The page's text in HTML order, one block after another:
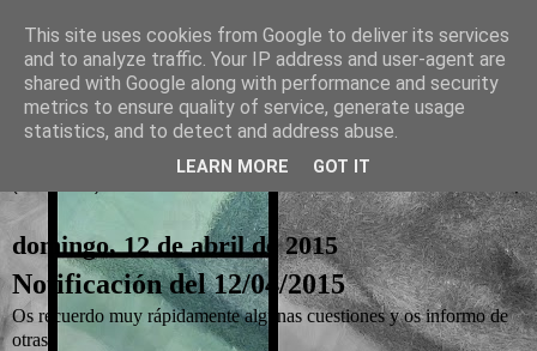
La otra tutoría de Javier
Recursos para Educación Primaria
▼
domingo, 12 de abril de 2015
Notificación del 12/04/2015
Os recuerdo muy rápidamente algunas cuestiones y os informo de
otras.
This site uses cookies from Google to deliver its services
and to analyze traffic. Your IP address and user-agent are
shared with Google along with performance and security
metrics to ensure quality of service, generate usage
statistics, and to detect and address abuse.
LEARN MORE GOT IT